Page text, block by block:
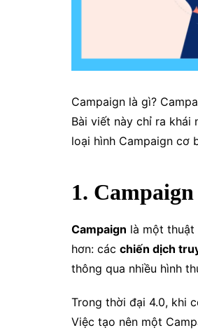
Campaign là gì?
Bài viết này chỉ ra khái
loại hình Campaign cơ
1.
Campaign là một thuật
hơn: các chiến dịch
thông qua nhiều hình
Trong thời đại 4.0, khi
Việc tạo nên một